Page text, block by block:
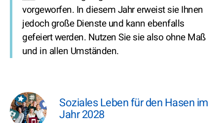
vorgeworfen. In diesem Jahr erweist sie Ihnen
jedoch große Dienste und kann ebenfalls
gefeiert werden. Nutzen Sie sie also ohne Maß
und in allen Umständen.
Soziales Leben für den Hasen im
Jahr 2028